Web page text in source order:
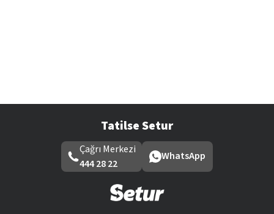
Tatilse Setur
Çağrı Merkezi
444 28 22
WhatsApp